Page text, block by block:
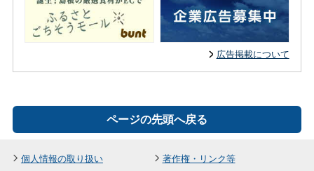
広告掲載について
ページの先頭へ戻る
個人情報の取り扱い 著作権・リンク等